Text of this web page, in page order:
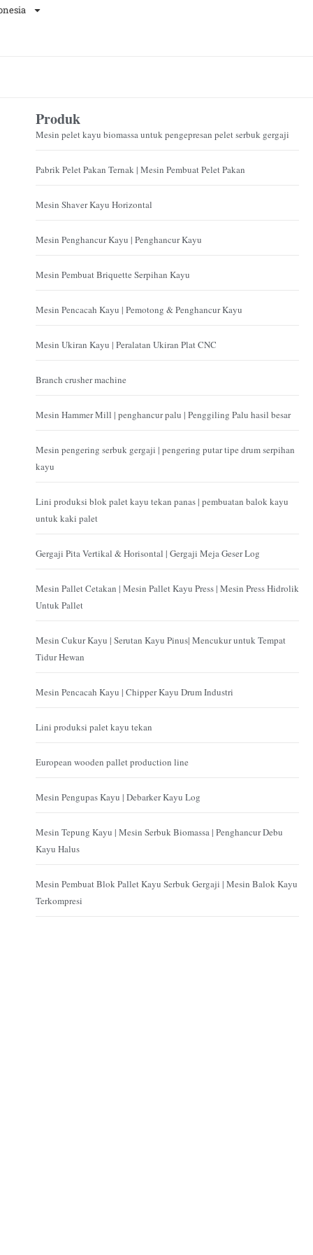
Produk
Mesin pelet kayu biomassa untuk pengepresan pelet serbuk gergaji
Pabrik Pelet Pakan Ternak | Mesin Pembuat Pelet Pakan
Mesin Shaver Kayu Horizontal
Mesin Penghancur Kayu | Penghancur Kayu
Mesin Pembuat Briquette Serpihan Kayu
Mesin Pencacah Kayu | Pemotong & Penghancur Kayu
Mesin Ukiran Kayu | Peralatan Ukiran Plat CNC
Branch crusher machine
Mesin Hammer Mill | penghancur palu | Penggiling Palu hasil besar
Mesin pengering serbuk gergaji | pengering putar tipe drum serpihan
kayu
Lini produksi blok palet kayu tekan panas | pembuatan balok kayu
untuk kaki palet
Gergaji Pita Vertikal & Horisontal | Gergaji Meja Geser Log
Mesin Pallet Cetakan | Mesin Pallet Kayu Press | Mesin Press Hidrolik
Untuk Pallet
Mesin Cukur Kayu | Serutan Kayu Pinus| Mencukur untuk Tempat
Tidur Hewan
Mesin Pencacah Kayu | Chipper Kayu Drum Industri
Lini produksi palet kayu tekan
European wooden pallet production line
Mesin Pengupas Kayu | Debarker Kayu Log
Mesin Tepung Kayu | Mesin Serbuk Biomassa | Penghancur Debu
Kayu Halus
Mesin Pembuat Blok Pallet Kayu Serbuk Gergaji | Mesin Balok Kayu
Terkompresi